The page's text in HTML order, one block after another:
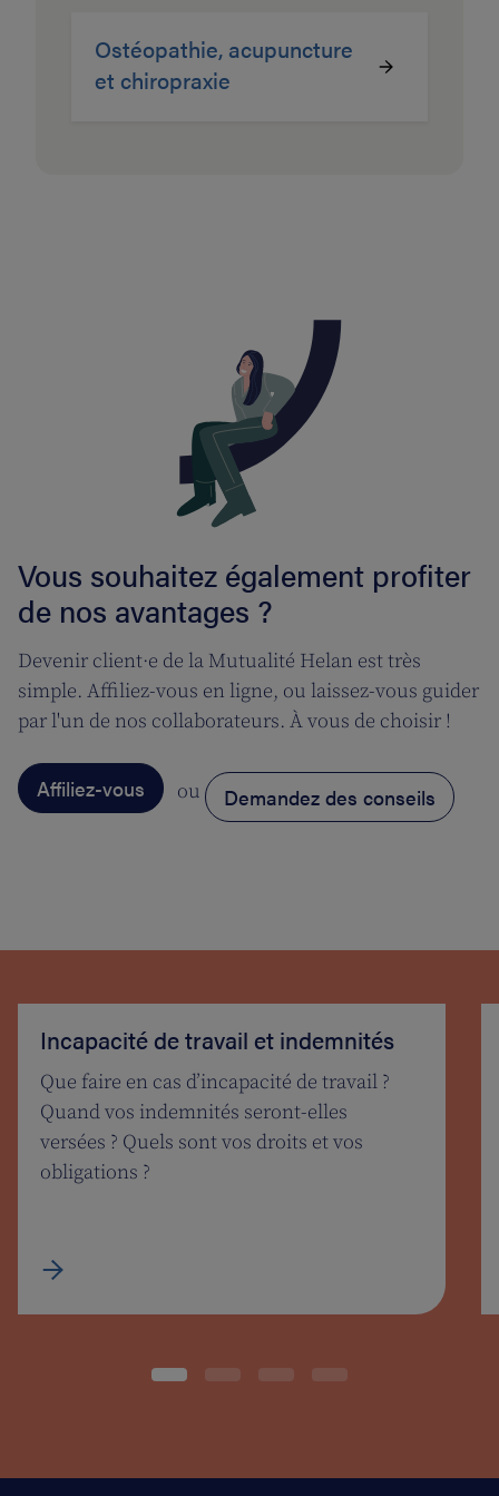
Ostéopathie, acupuncture
et chiropraxie
Vous souhaitez également profiter
de nos avantages ?
Devenir client·e de la Mutualité Helan est très
simple. Affiliez-vous en ligne, ou laissez-vous guider
par l'un de nos collaborateurs. À vous de choisir !
Affiliez-vous ou Demandez des conseils
Incapacité de travail et indemnités
Que faire en cas d’incapacité de travail ?
Quand vos indemnités seront-elles
versées ? Quels sont vos droits et vos
obligations ?